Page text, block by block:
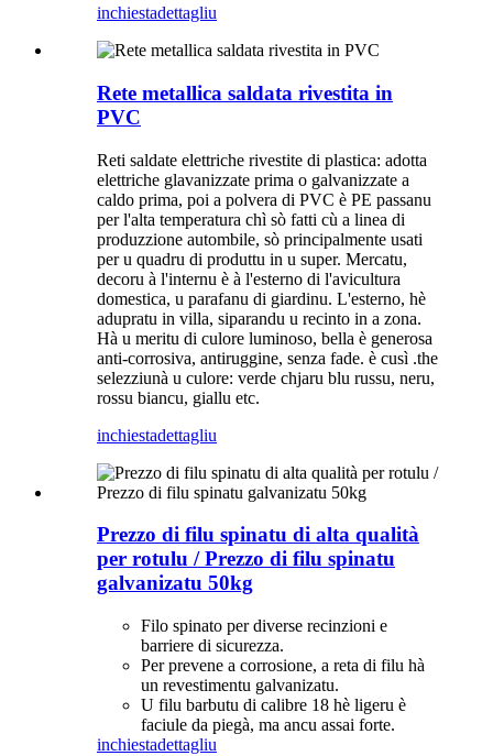
inchiestadettagliu
Rete metallica saldata rivestita in
PVC
Reti saldate elettriche rivestite di plastica: adotta
elettriche glavanizzate prima o galvanizzate a
caldo prima, poi a polvera di PVC è PE passanu
per l'alta temperatura chì sò fatti cù a linea di
produzzione autombile, sò principalmente usati
per u quadru di produttu in u super. Mercatu,
decoru à l'internu è à l'esterno di l'avicultura
domestica, u parafanu di giardinu. L'esterno, hè
adupratu in villa, siparandu u recinto in a zona.
Hà u meritu di culore luminoso, bella è generosa
anti-corrosiva, antiruggine, senza fade. è cusì .the
selezziunà u culore: verde chjaru blu russu, neru,
rossu biancu, giallu etc.
inchiestadettagliu
Prezzo di filu spinatu di alta qualità
per rotulu / Prezzo di filu spinatu
galvanizatu 50kg
Filo spinato per diverse recinzioni e
barriere di sicurezza.
Per prevene a corrosione, a reta di filu hà
un revestimentu galvanizatu.
U filu barbutu di calibre 18 hè ligeru è
faciule da piegà, ma ancu assai forte.
inchiestadettagliu